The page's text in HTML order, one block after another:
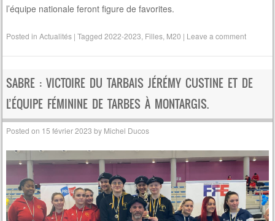
l’équipe nationale feront figure de favorites.
Posted inActualités |Tagged2022-2023 Filles M20 | Leave a comment
SABRE : VICTOIRE DU TARBAIS JÉRÉMY CUSTINE ET DE
L’ÉQUIPE FÉMININE DE TARBES À MONTARGIS.
Posted on 15 février 2023 by Michel Ducos